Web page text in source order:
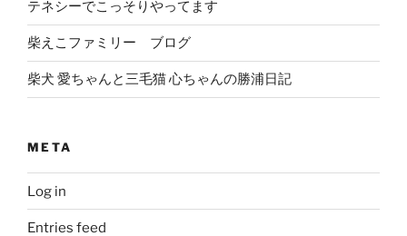
テネシーでこっそりやってます
柴えこファミリー ブログ
柴犬 愛ちゃんと三毛猫 心ちゃんの勝浦日記
META
Log in
Entries feed